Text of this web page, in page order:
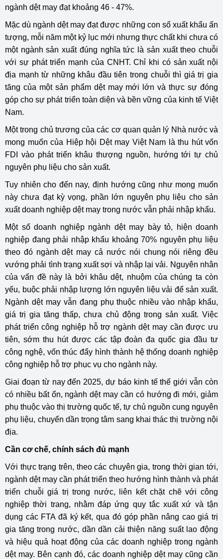
ngành dệt may đạt khoảng 46 - 47%.
Mặc dù ngành dệt may đạt được những con số xuất khẩu ấn
tượng, mỗi năm một kỷ lục mới nhưng thực chất khi chưa có
một ngành sản xuất đúng nghĩa tức là sản xuất theo chuỗi
với sự phát triển mạnh của CNHT. Chỉ khi có sản xuất nội
địa mạnh từ những khâu đầu tiên trong chuỗi thì giá trị gia
tăng của một sản phẩm dệt may mới lớn và thực sự đóng
góp cho sự phát triển toàn diện và bền vững của kinh tế Việt
Nam.
Một trong chủ trương của các cơ quan quản lý Nhà nước và
mong muốn của Hiệp hội Dệt may Việt Nam là thu hút vốn
FDI vào phát triển khâu thượng nguồn, hướng tới tự chủ
nguyên phụ liệu cho sản xuất.
Tuy nhiên cho đến nay, định hướng cũng như mong muốn
này chưa đạt kỳ vọng, phần lớn nguyên phụ liệu cho sản
xuất doanh nghiệp dệt may trong nước vẫn phải nhập khẩu.
Một số doanh nghiệp ngành dệt may bày tỏ, hiện doanh
nghiệp đang phải nhập khẩu khoảng 70% nguyên phụ liệu
theo đó ngành dệt may cả nước nói chung nói riêng đều
vướng phải tình trạng xuất sợi và nhập lại vải. Nguyên nhân
của vấn đề này là bởi khâu dệt, nhuộm của chúng ta còn
yếu, buộc phải nhập lượng lớn nguyên liệu vải để sản xuất.
Ngành dệt may vẫn đang phụ thuộc nhiều vào nhập khẩu,
giá trị gia tăng thấp, chưa chủ động trong sản xuất. Việc
phát triển công nghiệp hỗ trợ ngành dệt may cần được ưu
tiên, sớm thu hút được các tập đoàn đa quốc gia đầu tư
công nghệ, vốn thúc đẩy hình thành hệ thống doanh nghiệp
công nghiệp hỗ trợ phục vụ cho ngành này.
Giai đoạn từ nay đến 2025, dự báo kinh tế thế giới vẫn còn
có nhiều bất ổn, ngành dệt may cần có hướng đi mới, giảm
phụ thuộc vào thị trường quốc tế, tự chủ nguồn cung nguyên
phụ liệu, chuyển dần trọng tâm sang khai thác thị trường nội
địa.
Cần cơ chế, chính sách đủ mạnh
Với thực trạng trên, theo các chuyên gia, trong thời gian tới,
ngành dệt may cần phát triển theo hướng hình thành và phát
triển chuỗi giá trị trong nước, liên kết chặt chẽ với công
nghiệp thời trang, nhằm đáp ứng quy tắc xuất xứ và tận
dụng các FTA đã ký kết, qua đó góp phần nâng cao giá trị
gia tăng trong nước, dần dần cải thiện năng suất lao động
và hiệu quả hoạt động của các doanh nghiệp trong ngành
dệt may. Bên cạnh đó, các doanh nghiệp dệt may cũng cần